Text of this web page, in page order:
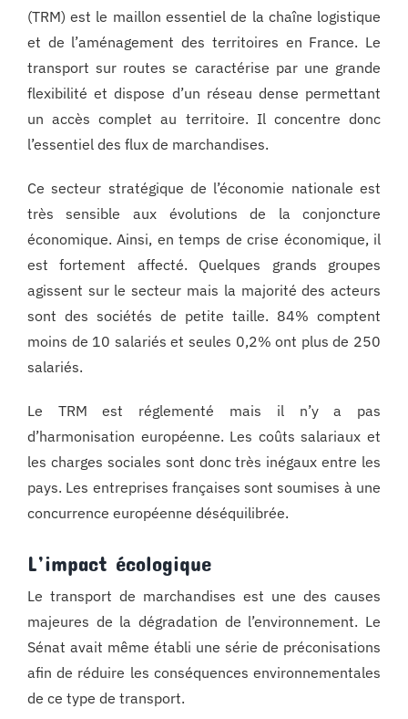
(TRM) est le maillon essentiel de la chaîne logistique
et de l’aménagement des territoires en France. Le
transport sur routes se caractérise par une grande
flexibilité et dispose d’un réseau dense permettant
un accès complet au territoire. Il concentre donc
l’essentiel des flux de marchandises.
Ce secteur stratégique de l’économie nationale est
très sensible aux évolutions de la conjoncture
économique. Ainsi, en temps de crise économique, il
est fortement affecté. Quelques grands groupes
agissent sur le secteur mais la majorité des acteurs
sont des sociétés de petite taille. 84% comptent
moins de 10 salariés et seules 0,2% ont plus de 250
salariés.
Le TRM est réglementé mais il n’y a pas
d’harmonisation européenne. Les coûts salariaux et
les charges sociales sont donc très inégaux entre les
pays. Les entreprises françaises sont soumises à une
concurrence européenne déséquilibrée.
L’impact écologique
Le transport de marchandises est une des causes
majeures de la dégradation de l’environnement. Le
Sénat avait même établi une série de préconisations
afin de réduire les conséquences environnementales
de ce type de transport.